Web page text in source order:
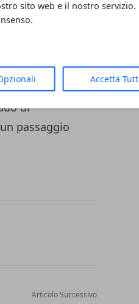
sito web e il nostro servizio.
Accetta
social
i post
per
di
passaggio
Articolo Successivo